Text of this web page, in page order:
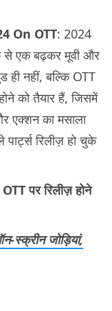
On OTT: 2024
से एक बढ़कर मूवी और
ही नहीं, बल्कि OTT
को तैयार हैं, जिसमें
एक्शन का मसाला
रिलीज़ हो चुके
पर रिलीज़ होने
स्क्रीन जोड़ियां,